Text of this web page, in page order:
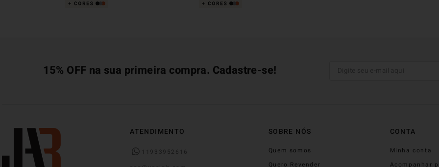
15% OFF na sua primeira compra. Cadastre-se!
ATENDIMENTO
11933952616
SOBRE NÓS
Quem somos
Quero Revender
CONTA
Minha conta
Acompanhar